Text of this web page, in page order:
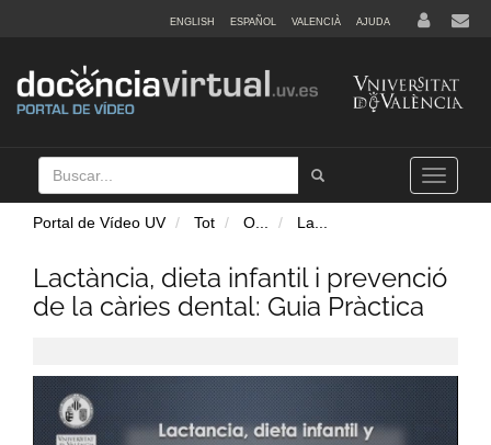
ENGLISH ESPAÑOL VALENCIÀ AJUDA
Buscar
Tramet
Toggle
navigation
Portal de Vídeo UV Tot O La
Lactància, dieta infantil i prevenció
de la càries dental: Guia Pràctica